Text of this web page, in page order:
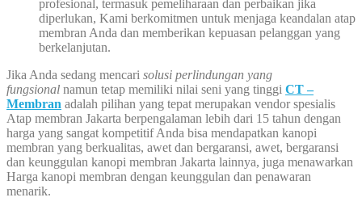
profesional, termasuk pemeliharaan dan perbaikan jika
diperlukan, Kami berkomitmen untuk menjaga keandalan atap
membran Anda dan memberikan kepuasan pelanggan yang
berkelanjutan.
Jika Anda sedang mencari solusi perlindungan yang
fungsional namun tetap memiliki nilai seni yang tinggi CT –
Membran adalah pilihan yang tepat merupakan vendor spesialis
Atap membran Jakarta berpengalaman lebih dari 15 tahun dengan
harga yang sangat kompetitif Anda bisa mendapatkan kanopi
membran yang berkualitas, awet dan bergaransi, awet, bergaransi
dan keunggulan kanopi membran Jakarta lainnya, juga menawarkan
Harga kanopi membran dengan keunggulan dan penawaran
menarik.